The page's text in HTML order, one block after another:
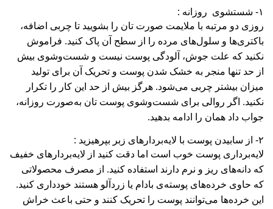
۱- شستشوی روزانه :
روزی دو مرتبه با ملایمت صورت‌ تان را بشویید تا چربی اضافه،
باکتری‌ها و سلول‌های مرده را از سطح آن پاک کنید. فراموش
نکنید که علت جوش، آلودگی پوست نیست و شست‌و‌شوی بیش
از حد تنها منجر به خشک شدن پوست و تحریک آن برای تولید
میزان بیشتر چربی می‌شود. هرگز بیش از حد این کار را تکرار
نکنید. اگر روالی برای شست‌وشوی پوست‌ تان به‌صورت روزانه،
جواب داد همان را ادامه بدهید.
۲- از سابیدن پوست با لایه‌بردارهای زبر بپرهیزید :
لایه‌برداری پوست خوب است اما دقت کنید از لایه‌بردارهای خفیف
که دانه‌های ریز و نرم دارند استفاده کنید. از مصرف محصولاتی
که حاوی خرده‌های پوسته‌ی بادام یا زردآلو هستند خودداری کنید.
این خرده‌ها می‌توانند پوست را تحریک کنند و حتی باعث خراش